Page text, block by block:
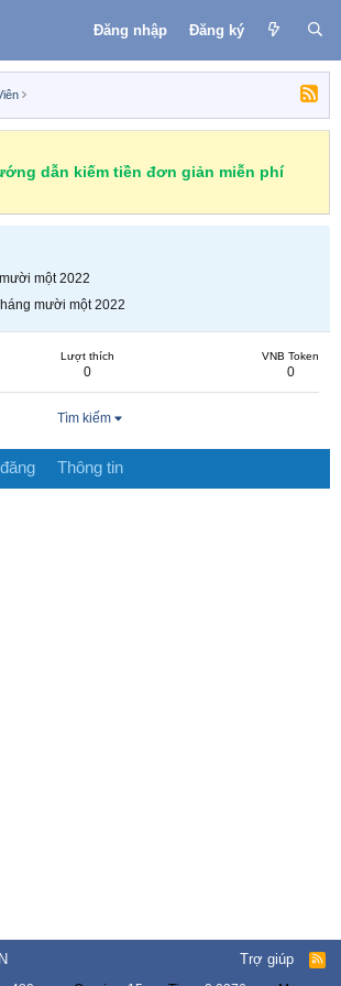
Đăng nhập Đăng ký
dẫn kiếm tiền đơn giản miễn phí
một 2022
mười một 2022
Lượt thích
0
VNB Token
0
Tìm kiếm
Thông tin
Trợ giúp
R